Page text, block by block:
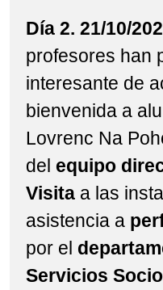
Día 2. 21/10/
profesores han
interesante de
bienvenida a
Lovrenc Na
del equipo
Visitaa las
asistencia a
por el
Servicios